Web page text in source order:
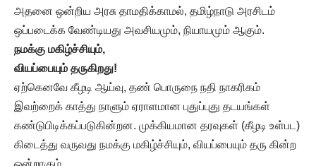
அதனை ஒன்றிய அரசு தாமதிக்காமல், தமிழ்நாடு அரசிடம்
ஒப்படைக்க வேண்டியது அவசியமும், நியாயமும் ஆகும்.
நமக்கு மகிழ்ச்சியும்,
வியப்பையும் தருகிறது!
ஏற்கெனவே கீழடி ஆய்வு, தண் பொருநை நதி நாகரிகம்
இவற்றைக் காத்து நாளும் ஏராளமான புதுப்புது தடயங்கள்
கண்டுபிடிக்கப்படுகின்றன. முக்கியமான தரவுகள் (கீழடி உள்பட)
கிடைத்து வருவது நமக்கு மகிழ்ச்சியும், வியப்பையும் தரு கின்ற
ஒன்றாகும்.